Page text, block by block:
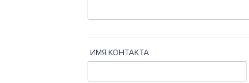
ИМЯ КОНТАКТА